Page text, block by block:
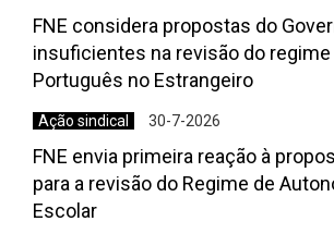
FNE considera propostas do
insuficientes na revisão do
Português no Estrangeiro
Ação sindical 30-7-2026
FNE envia primeira reação à
para a revisão do Regime de
Escolar